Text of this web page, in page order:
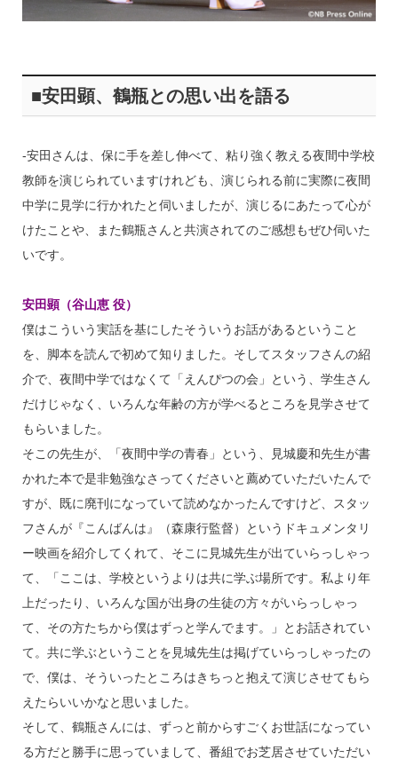
■安田顕、鶴瓶との思い出を語る
‐安田さんは、保に手を差し伸べて、粘り強く教える夜間中学校
教師を演じられていますけれども、演じられる前に実際に夜間
中学に見学に行かれたと伺いましたが、演じるにあたって心が
けたことや、また鶴瓶さんと共演されてのご感想もぜひ伺いた
いです。
安田顕（谷山恵 役）
僕はこういう実話を基にしたそういうお話があるということ
を、脚本を読んで初めて知りました。そしてスタッフさんの紹
介で、夜間中学ではなくて「えんぴつの会」という、学生さん
だけじゃなく、いろんな年齢の方が学べるところを見学させて
もらいました。
そこの先生が、「夜間中学の青春」という、見城慶和先生が書
かれた本で是非勉強なさってくださいと薦めていただいたんで
すが、既に廃刊になっていて読めなかったんですけど、スタッ
フさんが『こんばんは』（森康行監督）というドキュメンタリ
ー映画を紹介してくれて、そこに見城先生が出ていらっしゃっ
て、「ここは、学校というよりは共に学ぶ場所です。私より年
上だったり、いろんな国が出身の生徒の方々がいらっしゃっ
て、その方たちから僕はずっと学んでます。」とお話されてい
て。共に学ぶということを見城先生は掲げていらっしゃったの
で、僕は、そういったところはきちっと抱えて演じさせてもら
えたらいいかなと思いました。
そして、鶴瓶さんには、ずっと前からすごくお世話になってい
る方だと勝手に思っていまして、番組でお芝居させていただい